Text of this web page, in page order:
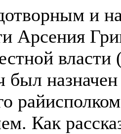
и
Арсения
был
Как